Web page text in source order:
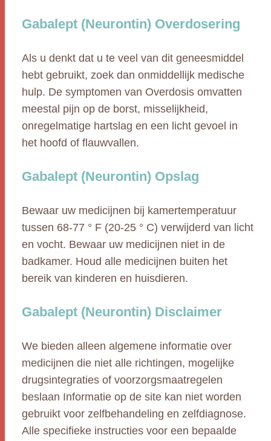
Gabalept (Neurontin) Overdosering
Als u denkt dat u te veel van dit geneesmiddel
hebt gebruikt, zoek dan onmiddellijk medische
hulp. De symptomen van Overdosis omvatten
meestal pijn op de borst, misselijkheid,
onregelmatige hartslag en een licht gevoel in
het hoofd of flauwvallen.
Gabalept (Neurontin) Opslag
Bewaar uw medicijnen bij kamertemperatuur
tussen 68-77 ° F (20-25 ° C) verwijderd van licht
en vocht. Bewaar uw medicijnen niet in de
badkamer. Houd alle medicijnen buiten het
bereik van kinderen en huisdieren.
Gabalept (Neurontin) Disclaimer
We bieden alleen algemene informatie over
medicijnen die niet alle richtingen, mogelijke
drugsintegraties of voorzorgsmaatregelen
beslaan Informatie op de site kan niet worden
gebruikt voor zelfbehandeling en zelfdiagnose.
Alle specifieke instructies voor een bepaalde